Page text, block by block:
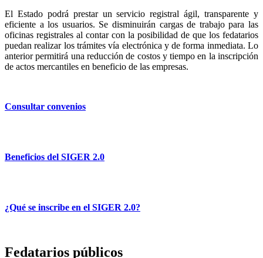
El Estado podrá prestar un servicio registral ágil, transparente y
eficiente a los usuarios. Se disminuirán cargas de trabajo para las
oficinas registrales al contar con la posibilidad de que los fedatarios
puedan realizar los trámites vía electrónica y de forma inmediata. Lo
anterior permitirá una reducción de costos y tiempo en la inscripción
de actos mercantiles en beneficio de las empresas.
Consultar convenios
Beneficios del SIGER 2.0
¿Qué se inscribe en el SIGER 2.0?
Fedatarios públicos